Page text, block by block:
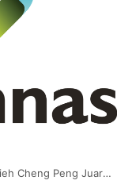
Juara Shenzhen Terbuka 2019